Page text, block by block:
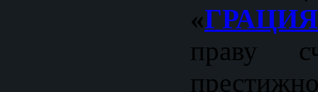
«ГРАЦИЯ
праву